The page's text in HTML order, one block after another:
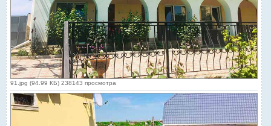
91.jpg (94.99 КБ) 238143 просмотра